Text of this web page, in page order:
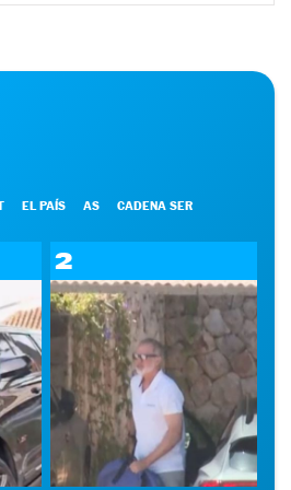
EL PAÍS AS CADENA SER
2